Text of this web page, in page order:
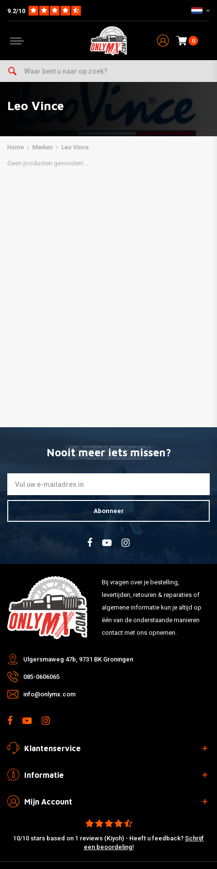
9.2/10
0
Leo Vince
Home Merken Leo Vince
Geen producten gevonden!...
Nooit meer iets missen?
Abonneer
Bij vragen over je bestelling,
levertijden, retouren & reparaties of
algemene informatie kun je altijd op
één van de onderstaande manieren
contact met ons opnemen.
Ulgersmaweg 47b, 9731 BK Groningen
085-0606065
info@onlymx.com
Klantenservice
Informatie
Mijn Account
10/10 stars based on 1 reviews (Kiyoh) - Heeft u feedback? Schrijf
een beoordeling!